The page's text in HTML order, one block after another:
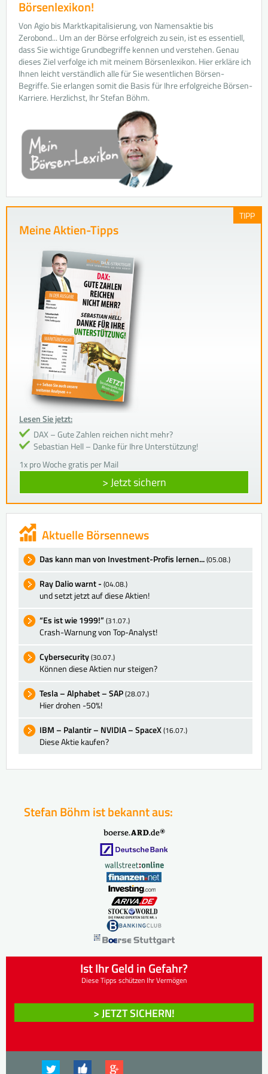
Börsenlexikon!
Von Agio bis Marktkapitalisierung, von Namensaktie bis
Zerobond... Um an der Börse erfolgreich zu sein, ist es essentiell,
dass Sie wichtige Grundbegriffe kennen und verstehen. Genau
dieses Ziel verfolge ich mit meinem Börsenlexikon. Hier erkläre ich
Ihnen leicht verständlich alle für Sie wesentlichen Börsen-
Begriffe. Sie erlangen somit die Basis für Ihre erfolgreiche Börsen-
Karriere. Herzlichst, Ihr Stefan Böhm.
TIPP
Meine Aktien-Tipps
Lesen Sie jetzt:
DAX – Gute Zahlen reichen nicht mehr?
Sebastian Hell – Danke für Ihre Unterstützung!
1x pro Woche gratis per Mail
> Jetzt sichern
Aktuelle Börsennews
Das kann man von Investment-Profis lernen...(05.08.)
Ray Dalio warnt - (04.08.)
und setzt jetzt auf diese Aktien!
“Es ist wie 1999!”(31.07.)
Crash-Warnung von Top-Analyst!
Cybersecurity(30.07.)
Können diese Aktien nur steigen?
Tesla – Alphabet – SAP(28.07.)
Hier drohen -50%!
IBM – Palantir – NVIDIA – SpaceX(16.07.)
Diese Aktie kaufen?
Stefan Böhm ist bekannt aus:
Ist Ihr Geld in Gefahr?
Diese Tipps schützen Ihr Vermögen
> JETZT SICHERN!